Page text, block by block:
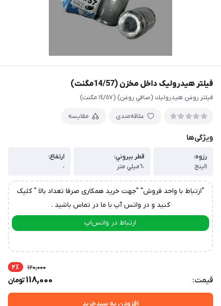
فیلتر هیدرولیک داخل مخزن (14/57مگنت)
فيلتر روغن هيدروليك (صافي روغن) (١٤/٥٧ مگنت)
علاقه‌مندی مقایسه
ویژگی‌ها
رزوه:
١اينج
قطر بيروني:
٦٠ميلي متر
ارتفاع:
٠
"ارتباط با واحد فروش" "جهت خرید همکاری صرفا تعداد بالا " کلیک
کنید و در واتس آپ با ما در تماس باشید .
ارتباط در واتس‌اپ
قیمت:
120,000 2٪
118,000تومان
افزودن به سبدخرید